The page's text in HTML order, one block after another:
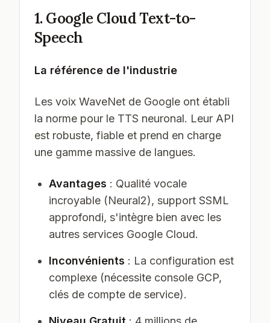
1. Google Cloud Text-to-
Speech
La référence de l'industrie
Les voix WaveNet de Google ont établi
la norme pour le TTS neuronal. Leur API
est robuste, fiable et prend en charge
une gamme massive de langues.
Avantages : Qualité vocale
incroyable (Neural2), support SSML
approfondi, s'intègre bien avec les
autres services Google Cloud.
Inconvénients : La configuration est
complexe (nécessite console GCP,
clés de compte de service).